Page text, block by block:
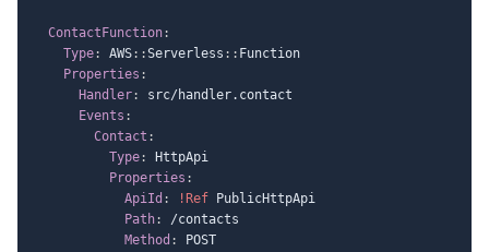
ContactFunction:
Type: AWS: :Serverless : : Function
Properties :
Handler:
src/handler.contact
Events :
Contact :
Type:
HttpApi
Properties :
ApiId : !Ref PublicHttpApi
Path:
/contacts
Method : POST